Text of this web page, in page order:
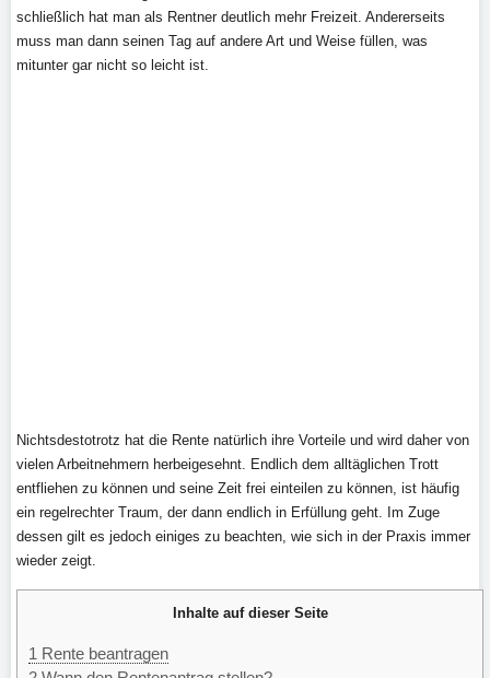
schließlich hat man als Rentner deutlich mehr Freizeit. Andererseits
muss man dann seinen Tag auf andere Art und Weise füllen, was
mitunter gar nicht so leicht ist.
Nichtsdestotrotz hat die Rente natürlich ihre Vorteile und wird daher von
vielen Arbeitnehmern herbeigesehnt. Endlich dem alltäglichen Trott
entfliehen zu können und seine Zeit frei einteilen zu können, ist häufig
ein regelrechter Traum, der dann endlich in Erfüllung geht. Im Zuge
dessen gilt es jedoch einiges zu beachten, wie sich in der Praxis immer
wieder zeigt.
Inhalte auf dieser Seite
1 Rente beantragen